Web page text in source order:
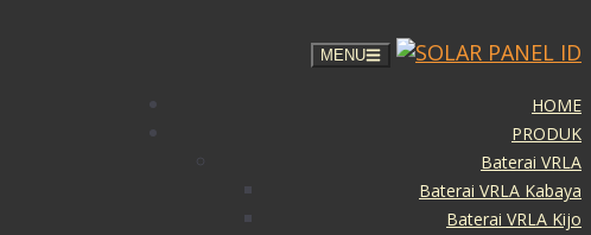
MENU
HOME
PRODUK
Baterai VRLA
Baterai VRLA Kabaya
Baterai VRLA Kijo